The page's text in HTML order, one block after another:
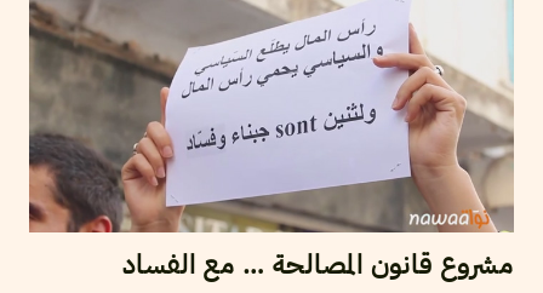
مشروع قانون المصالحة … مع الفساد